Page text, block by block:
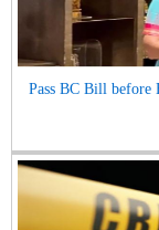
Pass BC Bill before